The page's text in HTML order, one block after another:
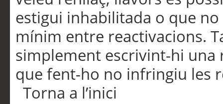
estigui inhabilitada o que
mínim entre reactivacions.
simplement escrivint-hi una
que fent-ho no infringiu les
Torna a l’inici